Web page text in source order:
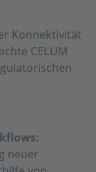
Konnektivität
CELUM
neuer